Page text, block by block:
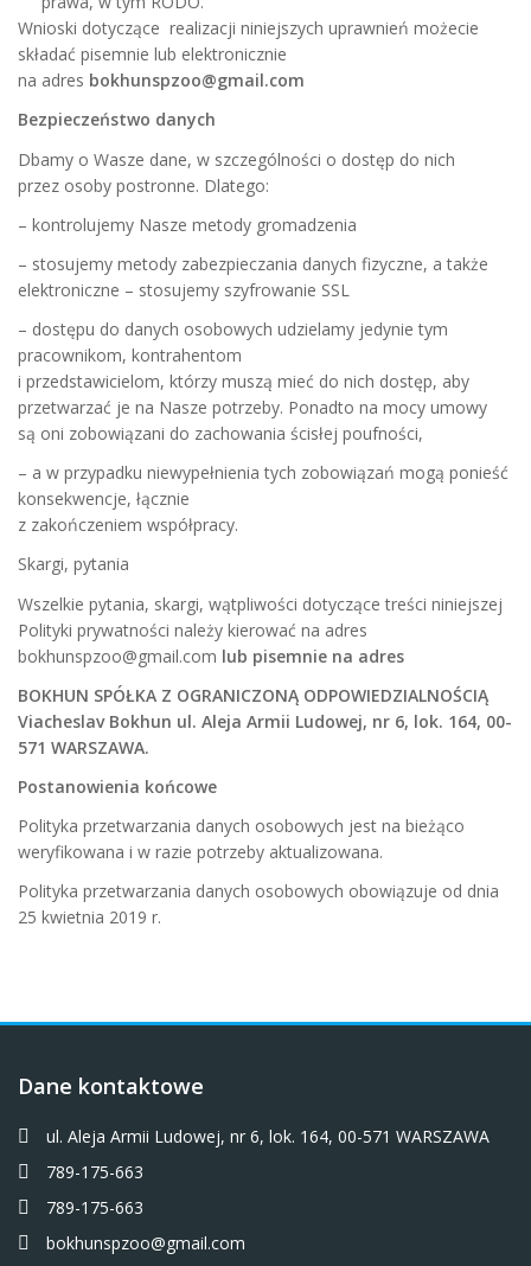
Wnioski dotyczące realizacji niniejszych uprawnień możecie
składać pisemnie lub elektronicznie
na adres bokhunspzoo@gmail.com
Bezpieczeństwo danych
Dbamy o Wasze dane, w szczególności o dostęp do nich
przez osoby postronne. Dlatego:
– kontrolujemy Nasze metody gromadzenia
– stosujemy metody zabezpieczania danych fizyczne, a także
elektroniczne – stosujemy szyfrowanie SSL
– dostępu do danych osobowych udzielamy jedynie tym
pracownikom, kontrahentom
i przedstawicielom, którzy muszą mieć do nich dostęp, aby
przetwarzać je na Nasze potrzeby. Ponadto na mocy umowy
są oni zobowiązani do zachowania ścisłej poufności,
– a w przypadku niewypełnienia tych zobowiązań mogą ponieść
konsekwencje, łącznie
z zakończeniem współpracy.
Skargi, pytania
Wszelkie pytania, skargi, wątpliwości dotyczące treści niniejszej
Polityki prywatności należy kierować na adres
bokhunspzoo@gmail.com lub pisemnie na adres
BOKHUN SPÓŁKA Z OGRANICZONĄ ODPOWIEDZIALNOŚCIĄ
Viacheslav Bokhun ul. Aleja Armii Ludowej, nr 6, lok. 164, 00-
571 WARSZAWA.
Postanowienia końcowe
Polityka przetwarzania danych osobowych jest na bieżąco
weryfikowana i w razie potrzeby aktualizowana.
Polityka przetwarzania danych osobowych obowiązuje od dnia
25 kwietnia 2019 r.
Dane kontaktowe
ul. Aleja Armii Ludowej, nr 6, lok. 164, 00-571 WARSZAWA
789-175-663
789-175-663
bokhunspzoo@gmail.com